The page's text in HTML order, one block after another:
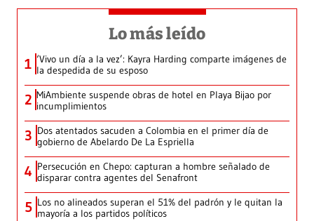
Lo más leído
1 ‘Vivo un día a la vez’: Kayra Harding comparte imágenes de
la despedida de su esposo
2 MiAmbiente suspende obras de hotel en Playa Bijao por
incumplimientos
3 Dos atentados sacuden a Colombia en el primer día de
gobierno de Abelardo De La Espriella
4 Persecución en Chepo: capturan a hombre señalado de
disparar contra agentes del Senafront
5 Los no alineados superan el 51% del padrón y le quitan la
mayoría a los partidos políticos